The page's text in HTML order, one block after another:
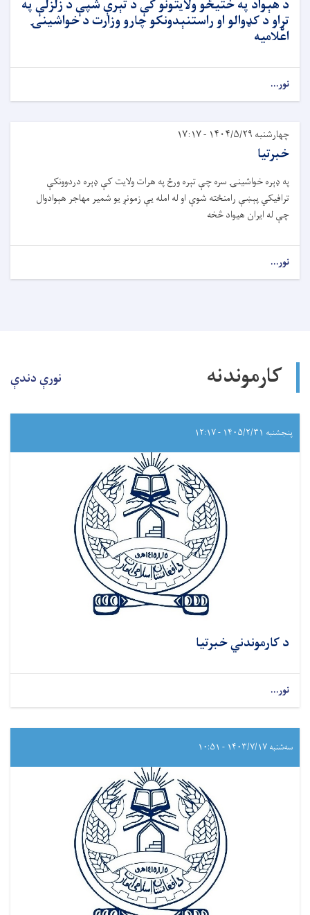
د هېواد په ختیځو ولایتونو کې د تېرې شپې د زلزلې په
تړاو د کډوالو او راستنېدونکو چارو وزارت د خواشینۍ
اعلامیه
نور...
چهارشنبه ۱۴۰۴/۵/۲۹ - ۱۷:۱۷
خبرتیا
په ډېره خواشینۍ سره چې تېره ورځ په هرات ولایت کې ډېره دردوونکې
ترافیکي پېښې رامنځته شوې او له امله یې زمونږ یو شمیر مهاجر هېوادوال
چې له ایران هیواد څخه
نور...
کارموندنه نورې دندې
پنجشنبه ۱۴۰۵/۲/۳۱ - ۱۲:۱۷
د کارموندني خبرتیا
نور...
سه‌شنبه ۱۴۰۳/۷/۱۷ - ۱۰:۵۱